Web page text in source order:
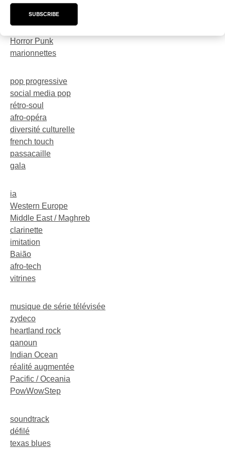
trompette
dark-rave
Horror Punk
marionnettes
pop progressive
social media pop
rétro-soul
afro-opéra
diversité culturelle
french touch
passacaille
gala
ia
Western Europe
Middle East / Maghreb
clarinette
imitation
Baião
afro-tech
vitrines
musique de série télévisée
zydeco
heartland rock
qanoun
Indian Ocean
réalité augmentée
Pacific / Oceania
PowWowStep
soundtrack
défilé
texas blues
SUBSCRIBE